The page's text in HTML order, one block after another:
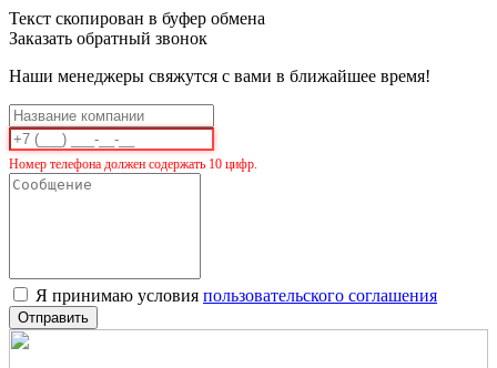
Текст скопирован в буфер обмена
Заказать обратный звонок
Наши менеджеры свяжутся с вами в ближайшее время!
Номер телефона должен содержать 10 цифр.
Я принимаю условия пользовательского соглашения
Отправить